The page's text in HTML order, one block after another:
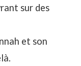
sur des
et son